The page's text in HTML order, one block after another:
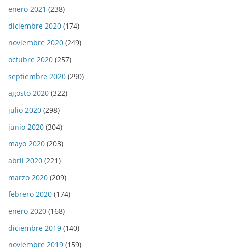
enero 2021 (238)
diciembre 2020 (174)
noviembre 2020 (249)
octubre 2020 (257)
septiembre 2020 (290)
agosto 2020 (322)
julio 2020 (298)
junio 2020 (304)
mayo 2020 (203)
abril 2020 (221)
marzo 2020 (209)
febrero 2020 (174)
enero 2020 (168)
diciembre 2019 (140)
noviembre 2019 (159)